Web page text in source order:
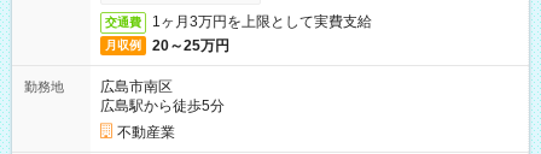
交通費 1ヶ月3万円を上限として実費支給
月収例 20～25万円
勤務地
広島市南区
広島駅から徒歩5分
不動産業